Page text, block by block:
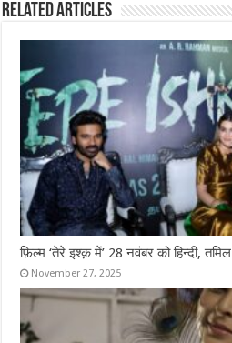
o
o
k
r
A
p
p
Related Articles
फ़िल्म ‘तेरे इश्क़ में’ 28 नवंबर को हिन्दी,
November 27, 2025